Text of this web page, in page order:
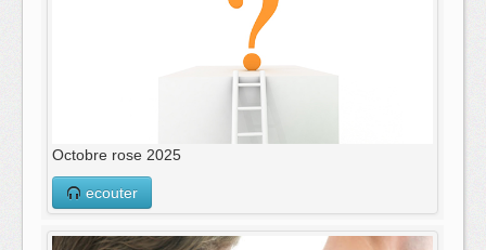
Octobre rose 2025
ecouter